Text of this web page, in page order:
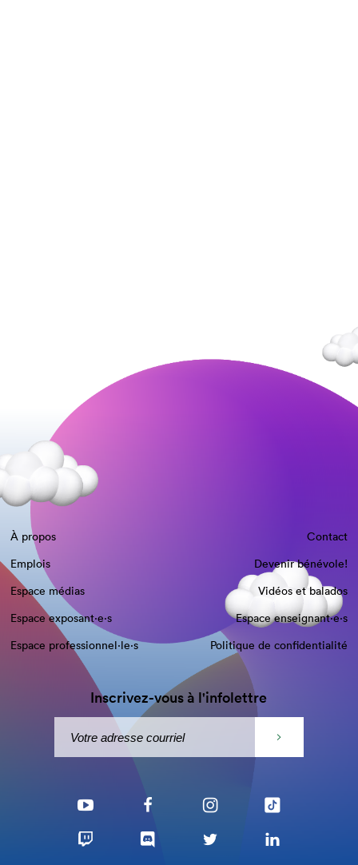
À propos
Contact
Emplois
Devenir bénévole!
Espace médias
Vidéos et balados
Espace exposant·e⋅s
Espace enseignant·e⋅s
Espace professionnel·le⋅s
Politique de confidentialité
Inscrivez-vous à l'infolettre